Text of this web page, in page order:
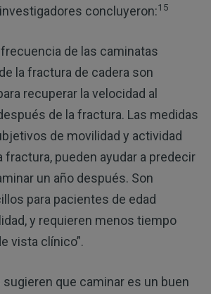
concluyeron:15
de las caminatas
la fractura de cadera son
recuperar la velocidad al
de la fractura. Las medidas
de movilidad y actividad
fractura, pueden ayudar a predecir
un año después. Son
para pacientes de edad
y requieren menos tiempo
vista clínico”.
que caminar es un buen